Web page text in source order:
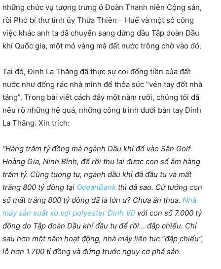
những chức vụ tượng trưng ở Đoàn Thanh niên Cộng sản,
rồi Phó bí thư tỉnh ủy Thừa Thiên – Huế và một số công
việc khác anh ta đã chuyển sang đứng đầu Tập đoàn Dầu
khí Quốc gia, một mỏ vàng mà đất nước trông chờ vào đó.
Tại đó, Đinh La Thăng đã thực sự coi đống tiền của đất
nước như đống rác nhà mình để thỏa sức “vén tay đốt nhà
táng”. Trong bài viết cách đây một năm rưỡi, chúng tôi đã
nêu rõ những hệ quả, những công trình dưới bàn tay Đinh
La Thăng. Xin trích:
“Hàng trăm tỷ đồng mà ngành Dầu khí đổ vào Sân Golf
Hoàng Gia, Ninh Bình, để rồi thu lại được con số âm hàng
trăm tỷ. Cũng tương tự, ngành dầu khí đã đầu tư và mất
trắng 800 tỷ đồng tại OceanBank thì đã sao. Cứ tưởng con
số mất trắng 800 tỷ đồng đã là lớn ư? Chưa ăn thua. Nhà
máy sản xuất xơ sợi polyester Đình Vũ với con số 7.000 tỷ
đồng do Tập đoàn Dầu khí đầu tư để rồi… đắp chiếu. Chỉ
sau hơn một năm hoạt động, nhà máy liên tục “đắp chiếu”,
lỗ hơn 1.700 tỉ đồng và đứng trước nguy cơ phá sản.